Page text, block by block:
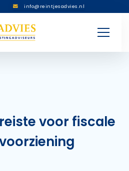
info@reintjesadvies.nl
voor fiscale